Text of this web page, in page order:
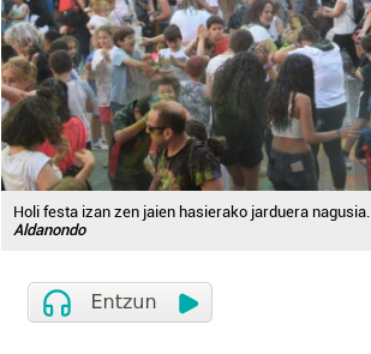
Holi festa izan zen jaien hasierako jarduera nagusia.
Aldanondo